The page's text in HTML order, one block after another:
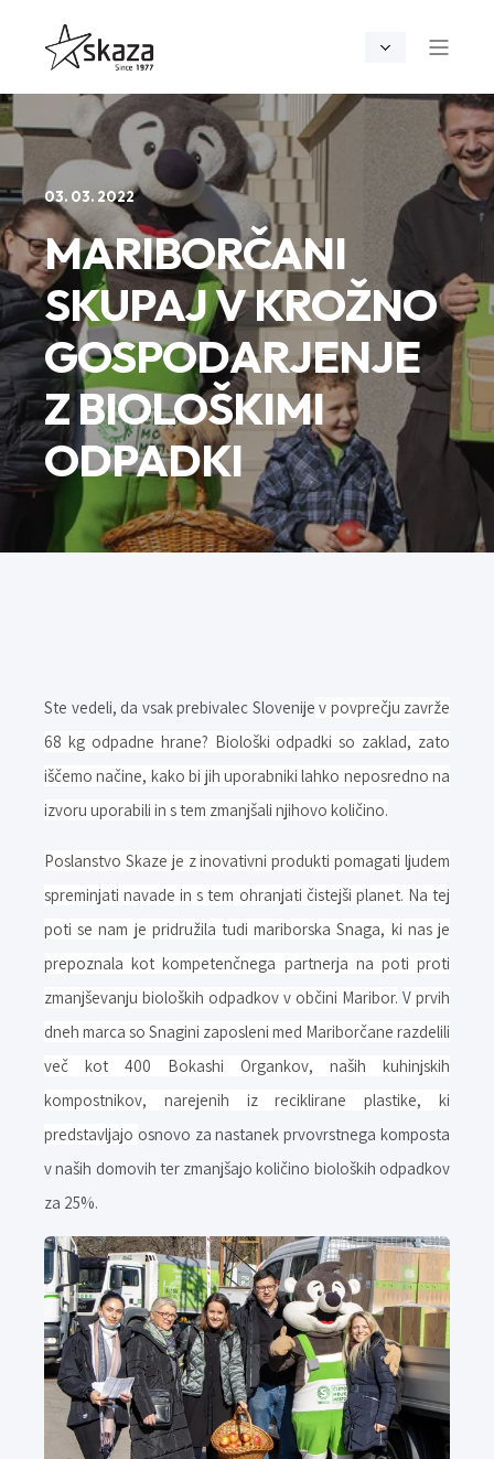
03. 03. 2022
MARIBORČANI
SKUPAJ V KROŽNO
GOSPODARJENJE
Z BIOLOŠKIMI
ODPADKI
Ste vedeli, da vsak prebivalec Slovenije v povprečju zavrže
68 kg odpadne hrane? Biološki odpadki so zaklad, zato
iščemo načine, kako bi jih uporabniki lahko neposredno na
izvoru uporabili in s tem zmanjšali njihovo količino.
Poslanstvo Skaze je z inovativni produkti pomagati ljudem
spreminjati navade in s tem ohranjati čistejši planet. Na tej
poti se nam je pridružila tudi mariborska Snaga, ki nas je
prepoznala kot kompetenčnega partnerja na poti proti
zmanjševanju bioloških odpadkov v občini Maribor. V prvih
dneh marca so Snagini zaposleni med Mariborčane razdelili
več kot 400 Bokashi Organkov, naših kuhinjskih
kompostnikov, narejenih iz reciklirane plastike, ki
predstavljajo osnovo za nastanek prvovrstnega komposta
v naših domovih ter zmanjšajo količino bioloških odpadkov
za 25%.